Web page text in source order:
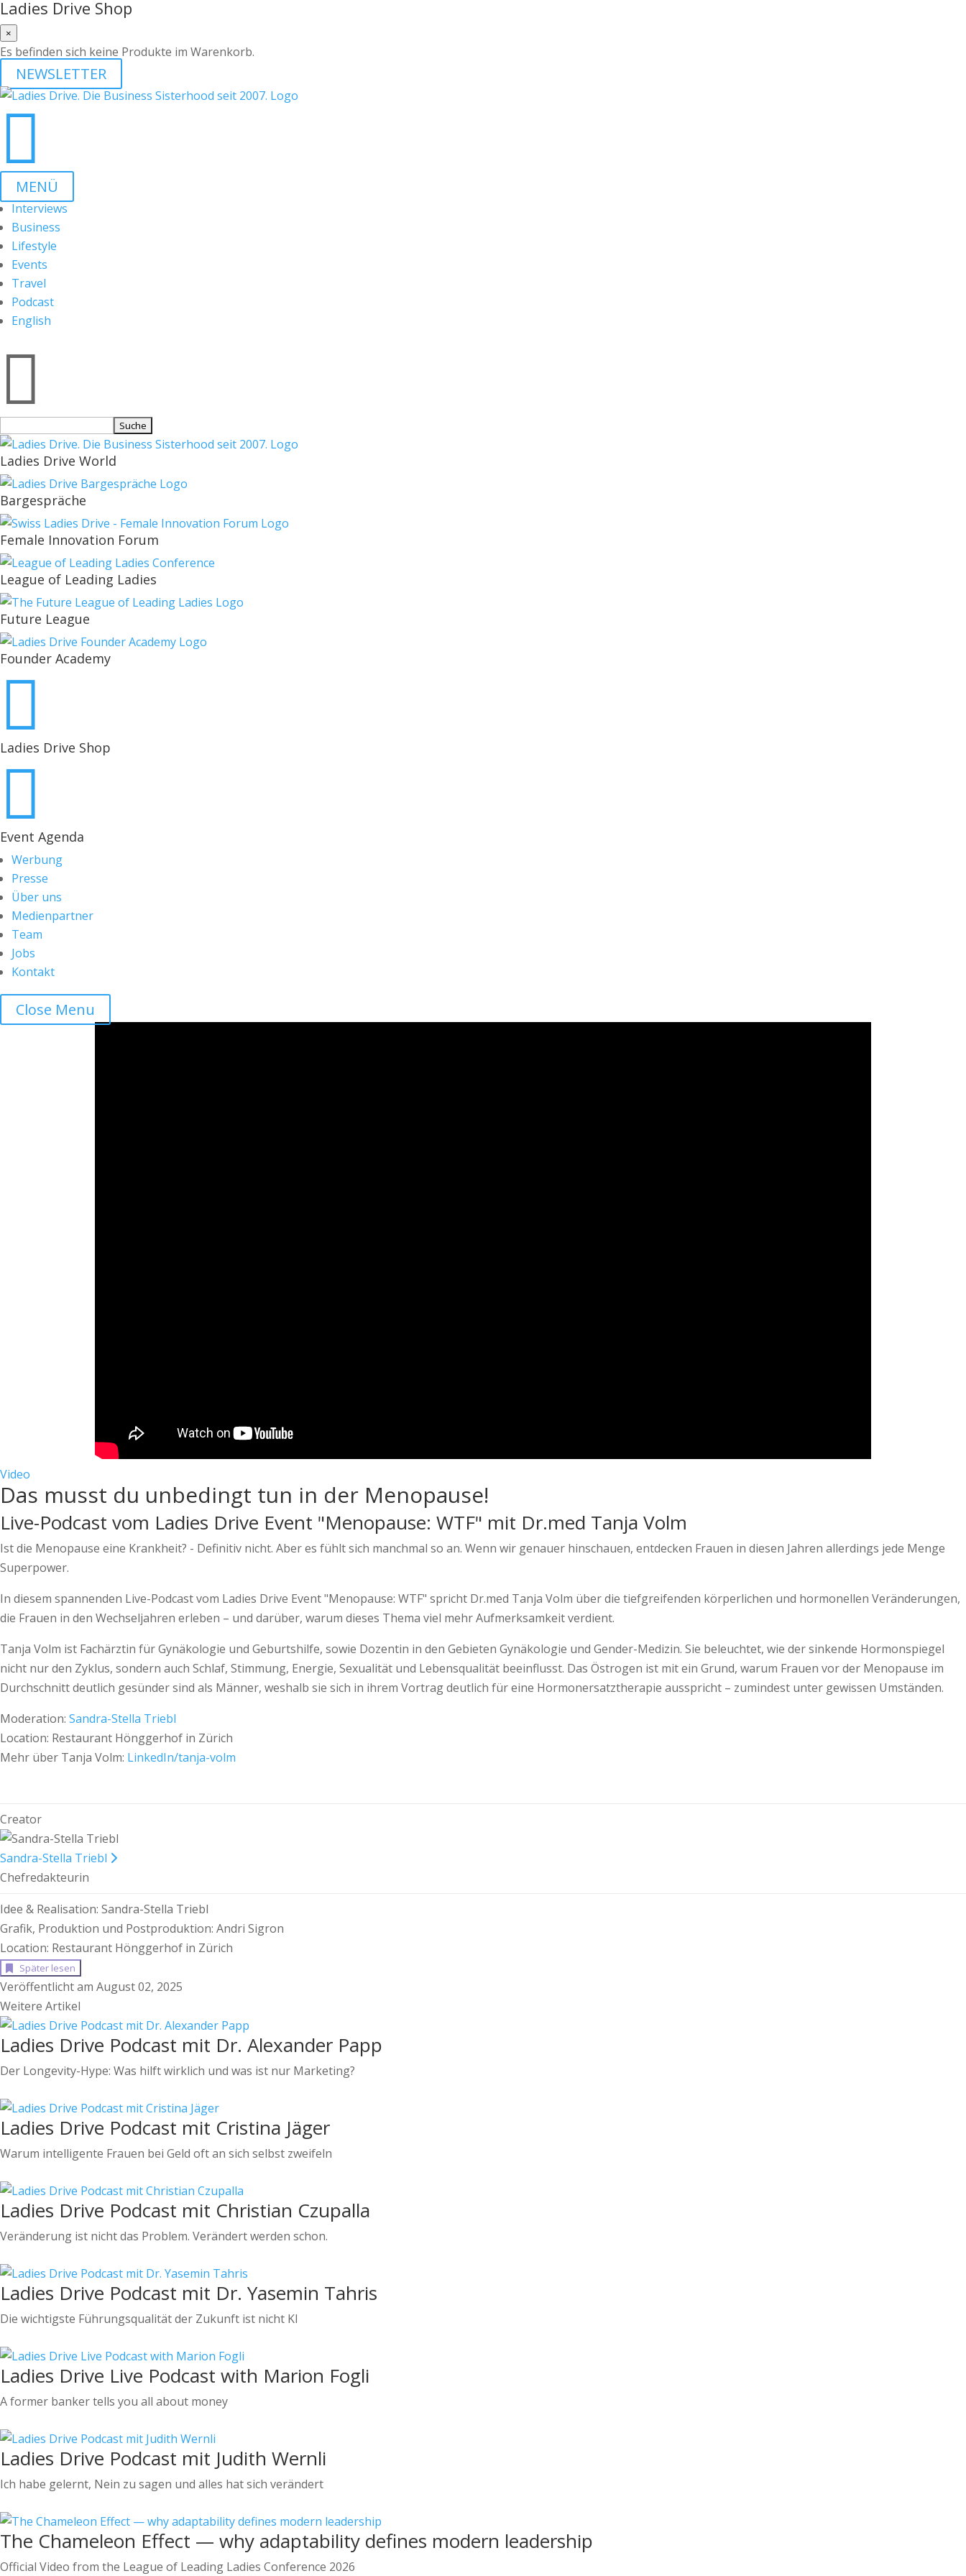
Ladies Drive Shop
×
Es befinden sich keine Produkte im Warenkorb.
NEWSLETTER

MENÜ
Interviews
Business
Lifestyle
Events
Travel
Podcast
English

nach:
Ladies Drive World
Bargespräche
Female Innovation Forum
League of Leading Ladies
Future League
Founder Academy

Ladies Drive Shop

Event Agenda
Werbung
Presse
Über uns
Medienpartner
Team
Jobs
Kontakt
Close Menu
Video
Das musst du unbedingt tun in der Menopause!
Live-Podcast vom Ladies Drive Event "Menopause: WTF" mit Dr.med Tanja Volm
Ist die Menopause eine Krankheit? - Definitiv nicht. Aber es fühlt sich manchmal so an. Wenn wir genauer hinschauen, entdecken Frauen in diesen Jahren allerdings jede Menge
Superpower.
In diesem spannenden Live-Podcast vom Ladies Drive Event "Menopause: WTF" spricht Dr.med Tanja Volm über die tiefgreifenden körperlichen und hormonellen Veränderungen,
die Frauen in den Wechseljahren erleben – und darüber, warum dieses Thema viel mehr Aufmerksamkeit verdient.
Tanja Volm ist Fachärztin für Gynäkologie und Geburtshilfe, sowie Dozentin in den Gebieten Gynäkologie und Gender-Medizin. Sie beleuchtet, wie der sinkende Hormonspiegel
nicht nur den Zyklus, sondern auch Schlaf, Stimmung, Energie, Sexualität und Lebensqualität beeinflusst. Das Östrogen ist mit ein Grund, warum Frauen vor der Menopause im
Durchschnitt deutlich gesünder sind als Männer, weshalb sie sich in ihrem Vortrag deutlich für eine Hormonersatztherapie ausspricht – zumindest unter gewissen Umständen.
Moderation: Sandra-Stella Triebl
Location: Restaurant Hönggerhof in Zürich
Mehr über Tanja Volm: LinkedIn/tanja-volm
Creator
Sandra-Stella Triebl
Chefredakteurin
Idee & Realisation: Sandra-Stella Triebl
Grafik, Produktion und Postproduktion: Andri Sigron
Location: Restaurant Hönggerhof in Zürich
Später lesen
Veröffentlicht am August 02, 2025
Weitere Artikel
Ladies Drive Podcast mit Dr. Alexander Papp
Der Longevity-Hype: Was hilft wirklich und was ist nur Marketing?
Ladies Drive Podcast mit Cristina Jäger
Warum intelligente Frauen bei Geld oft an sich selbst zweifeln
Ladies Drive Podcast mit Christian Czupalla
Veränderung ist nicht das Problem. Verändert werden schon.
Ladies Drive Podcast mit Dr. Yasemin Tahris
Die wichtigste Führungsqualität der Zukunft ist nicht KI
Ladies Drive Live Podcast with Marion Fogli
A former banker tells you all about money
Ladies Drive Podcast mit Judith Wernli
Ich habe gelernt, Nein zu sagen und alles hat sich verändert
The Chameleon Effect — why adaptability defines modern leadership
Official Video from the League of Leading Ladies Conference 2026